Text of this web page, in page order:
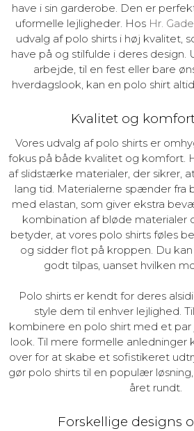
have i sin garderobe. Den er
uformelle lejligheder. Hos Hr.
udvalg af polo shirts i høj kvalitet,
have på og stilfulde i deres design.
arbejde, til en fest eller bare
hverdagslook, kan en polo shirt
Kvalitet og
Vores udvalg af polo shirts er
fokus på både kvalitet og komfort.
af slidstærke materialer, der sikrer,
lang tid. Materialerne spænder fra
med elastan, som giver ekstra
kombination af bløde materialer
betyder, at vores polo shirts føles
og sidder flot på kroppen. Du
godt tilpas, uanset hvilken
Polo shirts er kendt for deres
style dem til enhver lejlighed.
kombinere en polo shirt med et
look. Til mere formelle anledninger
over for at skabe et sofistikeret
gør polo shirts til en populær
året rundt.
Forskellige designs